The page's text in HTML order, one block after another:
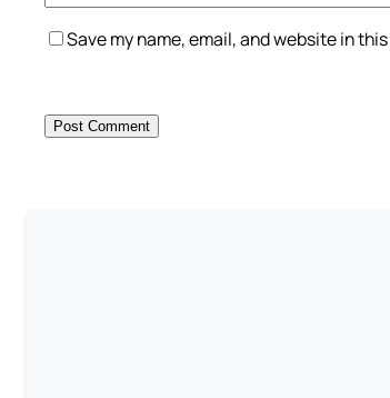
Save my name, email, and website in